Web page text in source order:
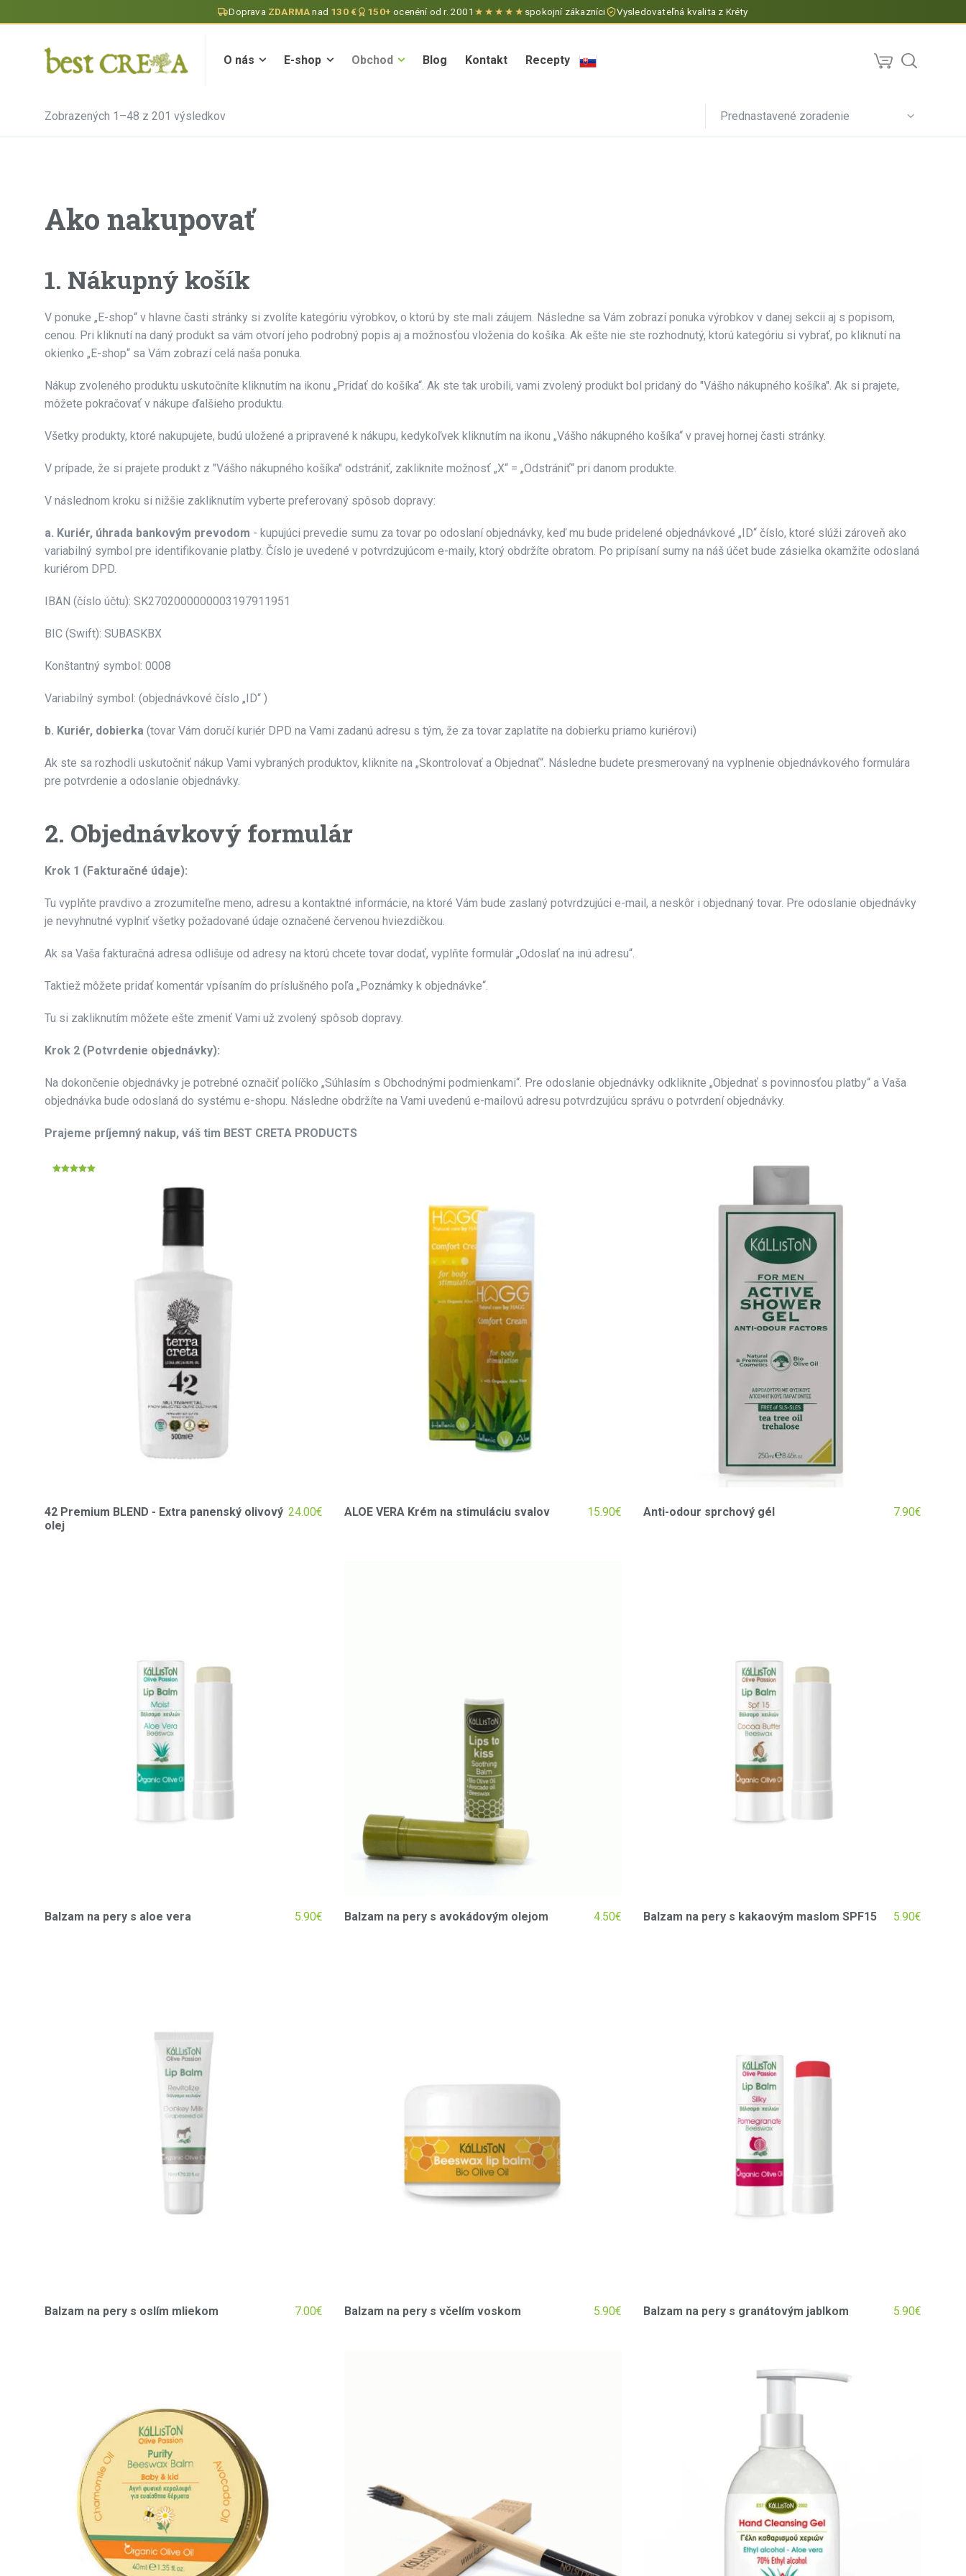
Doprava ZDARMAnad 130 € 150+ ocenéní od r. 2001 ★★★★★ spokojní zákazníci Vysledovateľná kvalita z Kréty
O nás E-shop Obchod Blog Kontakt Recepty
O nás E-shop Obchod Blog Kontakt Recepty
Zobrazených 1–48 z 201 výsledkov Prednastavené zoradenie
Ako nakupovať
1. Nákupný košík
V ponuke „E-shop“ v hlavne časti stránky si zvolíte kategóriu výrobkov, o ktorú by ste mali záujem. Následne sa Vám zobrazí ponuka výrobkov v danej sekcii aj s popisom,
cenou. Pri kliknutí na daný produkt sa vám otvorí jeho podrobný popis aj a možnosťou vloženia do košíka. Ak ešte nie ste rozhodnutý, ktorú kategóriu si vybrať, po kliknutí na
okienko „E-shop“ sa Vám zobrazí celá naša ponuka.
Nákup zvoleného produktu uskutočníte kliknutím na ikonu „Pridať do košíka“. Ak ste tak urobili, vami zvolený produkt bol pridaný do "Vášho nákupného košíka". Ak si prajete,
môžete pokračovať v nákupe ďalšieho produktu.
Všetky produkty, ktoré nakupujete, budú uložené a pripravené k nákupu, kedykoľvek kliknutím na ikonu „Vášho nákupného košíka“ v pravej hornej časti stránky.
V prípade, že si prajete produkt z "Vášho nákupného košíka" odstrániť, zakliknite možnosť „X“ = „Odstrániť“ pri danom produkte.
V následnom kroku si nižšie zakliknutím vyberte preferovaný spôsob dopravy:
a. Kuriér, úhrada bankovým prevodom - kupujúci prevedie sumu za tovar po odoslaní objednávky, keď mu bude pridelené objednávkové „ID“ číslo, ktoré slúži zároveň ako
variabilný symbol pre identifikovanie platby. Číslo je uvedené v potvrdzujúcom e-maily, ktorý obdržíte obratom. Po pripísaní sumy na náš účet bude zásielka okamžite odoslaná
kuriérom DPD.
IBAN (číslo účtu): SK2702000000003197911951
BIC (Swift): SUBASKBX
Konštantný symbol: 0008
Variabilný symbol: (objednávkové číslo „ID“ )
b. Kuriér, dobierka (tovar Vám doručí kuriér DPD na Vami zadanú adresu s tým, že za tovar zaplatíte na dobierku priamo kuriérovi)
Ak ste sa rozhodli uskutočniť nákup Vami vybraných produktov, kliknite na „Skontrolovať a Objednať“. Následne budete presmerovaný na vyplnenie objednávkového formulára
pre potvrdenie a odoslanie objednávky.
2. Objednávkový formulár
Krok 1 (Fakturačné údaje):
Tu vyplňte pravdivo a zrozumiteľne meno, adresu a kontaktné informácie, na ktoré Vám bude zaslaný potvrdzujúci e-mail, a neskôr i objednaný tovar. Pre odoslanie objednávky
je nevyhnutné vyplniť všetky požadované údaje označené červenou hviezdičkou.
Ak sa Vaša fakturačná adresa odlišuje od adresy na ktorú chcete tovar dodať, vyplňte formulár „Odoslať na inú adresu“.
Taktiež môžete pridať komentár vpísaním do príslušného poľa „Poznámky k objednávke“.
Tu si zakliknutím môžete ešte zmeniť Vami už zvolený spôsob dopravy.
Krok 2 (Potvrdenie objednávky):
Na dokončenie objednávky je potrebné označiť políčko „Súhlasím s Obchodnými podmienkami“. Pre odoslanie objednávky odkliknite „Objednať s povinnosťou platby“ a Vaša
objednávka bude odoslaná do systému e-shopu. Následne obdržíte na Vami uvedenú e-mailovú adresu potvrdzujúcu správu o potvrdení objednávky.
Prajeme príjemný nakup, váš tim BEST CRETA PRODUCTS
42 Premium BLEND - Extra panenský olivový
olej
24.00€ ALOE VERA Krém na stimuláciu svalov 15.90€ Anti-odour sprchový gél 7.90€
Balzam na pery s aloe vera 5.90€ Balzam na pery s avokádovým olejom 4.50€ Balzam na pery s kakaovým maslom SPF15 5.90€
Balzam na pery s oslím mliekom 7.00€ Balzam na pery s včelím voskom 5.90€ Balzam na pery s granátovým jablkom 5.90€